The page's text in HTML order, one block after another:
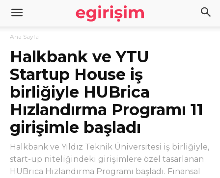
Ana Sayfa
Halkbank ve YTU
Startup House iş
birliğiyle HUBrica
Hızlandırma Programı 11
girişimle başladı
Halkbank ve Yıldız Teknik Üniversitesi iş birliğiyle,
start-up niteliğindeki girişimlere özel tasarlanan
HUBrica Hızlandırma Programı başladı. Finansal